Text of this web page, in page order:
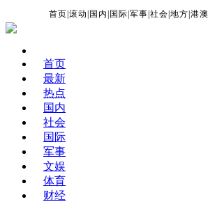
首页 |滚动 国内 国际 |军事 |社会 |地方 |港澳
首页
最新
热点
国内
社会
国际
军事
文娱
体育
财经